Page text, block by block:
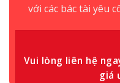
với các bác tài yêu
Vui lòng liên hệ
giá